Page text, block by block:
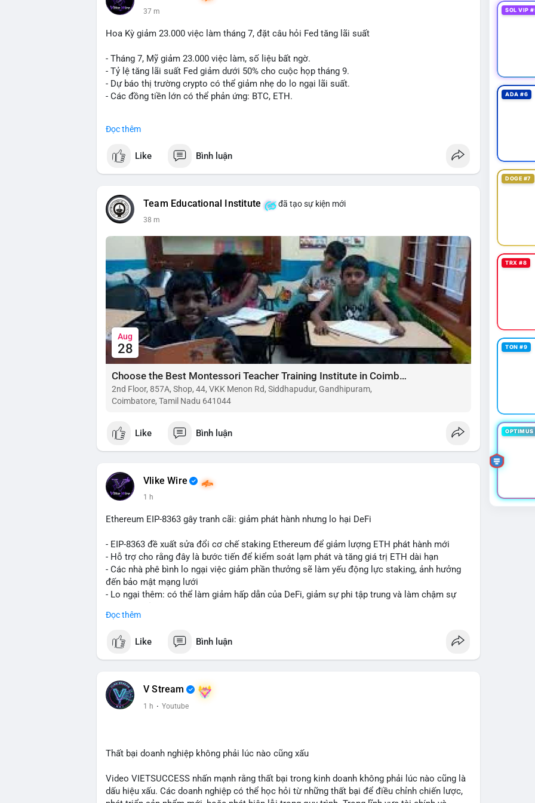
37 m
Hoa Kỳ giảm 23.000 việc làm tháng 7, đặt câu hỏi Fed tăng lãi suất
- Tháng 7, Mỹ giảm 23.000 việc làm, số liệu bất ngờ.
- Tỷ lệ tăng lãi suất Fed giảm dưới 50% cho cuộc họp tháng 9.
- Dự báo thị trường crypto có thể giảm nhẹ do lo ngại lãi suất.
- Các đồng tiền lớn có thể phản ứng: BTC, ETH.
#vlikevn #titanbot
📰 Nguồn: CoinDesk
Đọc thêm
Like Bình luận
Team Educational Institute đã tạo sự kiện mới
38 m
Aug
28
Choose the Best Montessori Teacher Training Institute in Coimbatore for a Rewarding Career
2nd Floor, 857A, Shop, 44, VKK Menon Rd, Siddhapudur, Gandhipuram,
Coimbatore, Tamil Nadu 641044
Like Bình luận
Vlike Wire
1 h
Ethereum EIP-8363 gây tranh cãi: giảm phát hành nhưng lo hại DeFi
- EIP-8363 đề xuất sửa đổi cơ chế staking Ethereum để giảm lượng ETH phát hành mới
- Hỗ trợ cho rằng đây là bước tiến để kiểm soát lạm phát và tăng giá trị ETH dài hạn
- Các nhà phê bình lo ngại việc giảm phần thưởng sẽ làm yếu động lực staking, ảnh hưởng
đến bảo mật mạng lưới
- Lo ngại thêm: có thể làm giảm hấp dẫn của DeFi, giảm sự phi tập trung và làm chậm sự
- Diễn ra trong bối cảnh Ethereum đang cân bằng giữa giảm phát hành và duy trì sức hấp dẫn
#binancesquare
#cryptonews #eth
#vlikevn #titanbot
Đọc thêm
Like Bình luận
V Stream
1 h · Youtube
Thất bại doanh nghiệp không phải lúc nào cũng xấu
Video VIETSUCCESS nhấn mạnh rằng thất bại trong kinh doanh không phải lúc nào cũng là
dấu hiệu xấu. Các doanh nghiệp có thể học hỏi từ những thất bại để điều chỉnh chiến lược,
SOL VIP
ADA #6
DOGE #7
TRX #8
TON #9
OPTIMUS